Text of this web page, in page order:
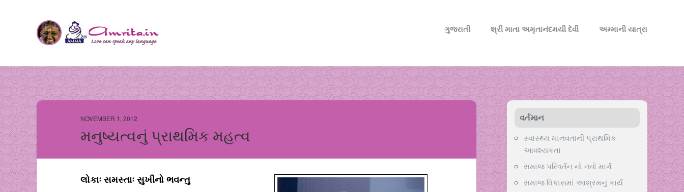
ગુજરાતી શ્રી માતા અમૃતાનંદમયી દેવી અમ્માની યાત્રા
NOVEMBER 1, 2012
મનુષ્યત્વનું પ્રાથમિક મહત્વ
લોકાઃ સમસ્તાઃ સુખીનો ભવન્તુ
વર્તમાન
સ્વાસ્થ્ય માનવતાની પ્રાથમિક
આવશ્યકતા
સમાજ પરિવર્તન નો નવો માર્ગ
સમાજ વિકાસમાં આશ્રમનું કાર્ય